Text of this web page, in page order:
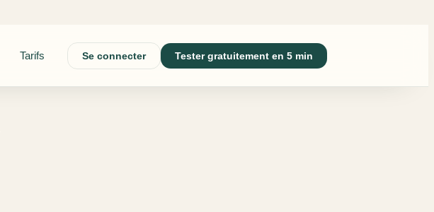
Tarifs Se connecter Tester gratuitement en 5 min